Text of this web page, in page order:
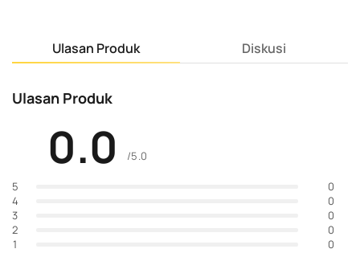
Ulasan Produk Diskusi
Ulasan Produk
0.0 /5.0
5
0
4
0
3
0
2
0
1
0